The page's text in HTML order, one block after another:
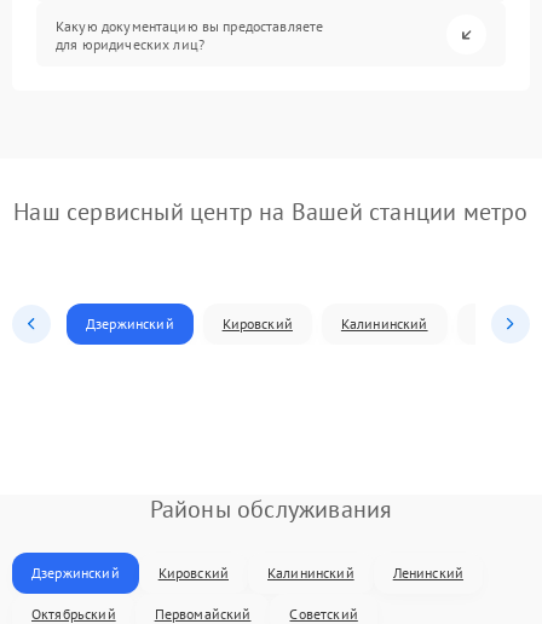
Какую документацию вы предоставляете
для юридических лиц?
Наш сервисный центр на Вашей станции метро
Дзержинский Кировский Калининский
Районы обслуживания
Дзержинский Кировский Калининский Ленинский
Октябрьский Первомайский Советский